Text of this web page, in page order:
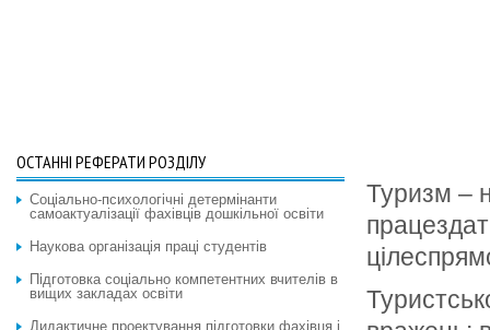
Туризм –
ОСТАННІ РЕФЕРАТИ РОЗДІЛУ
Соціально-психологічні детермінанти
самоактуалізації фахівців дошкільної освіти
Наукова організація праці студентів
Підготовка соціально компетентних вчителів в
вищих закладах освіти
Дидактичне проектування підготовки фахівця і